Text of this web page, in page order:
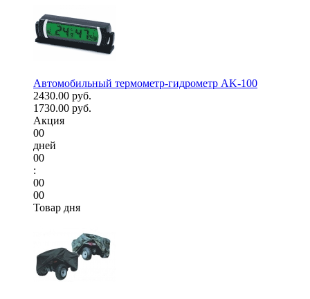
Автомобильный термометр-гидрометр AK-100
2430.00 руб.
1730.00 руб.
Акция
00
дней
00
:
00
00
Товар дня